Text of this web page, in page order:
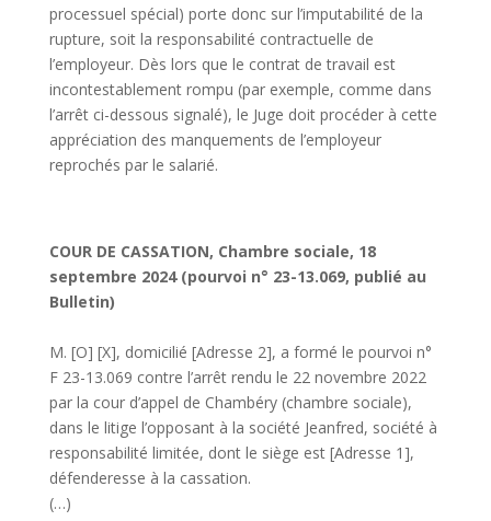
processuel spécial) porte donc sur l’imputabilité de la
rupture, soit la responsabilité contractuelle de
l’employeur. Dès lors que le contrat de travail est
incontestablement rompu (par exemple, comme dans
l’arrêt ci-dessous signalé), le Juge doit procéder à cette
appréciation des manquements de l’employeur
reprochés par le salarié.
COUR DE CASSATION, Chambre sociale, 18
septembre 2024 (pourvoi n° 23-13.069, publié au
Bulletin)
M. [O] [X], domicilié [Adresse 2], a formé le pourvoi n°
F 23-13.069 contre l’arrêt rendu le 22 novembre 2022
par la cour d’appel de Chambéry (chambre sociale),
dans le litige l’opposant à la société Jeanfred, société à
responsabilité limitée, dont le siège est [Adresse 1],
défenderesse à la cassation.
(…)